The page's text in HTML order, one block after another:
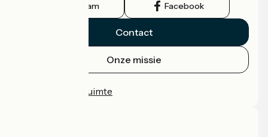
Instagram Facebook
Contact
Onze missie
Professionele ruimte